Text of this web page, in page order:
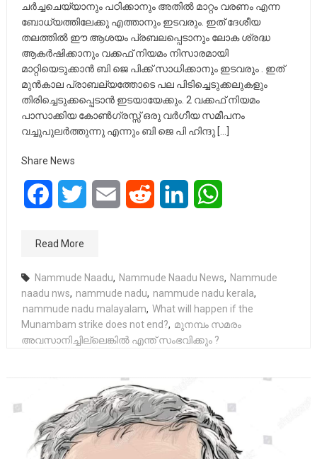
ചർച്ചചെയ്യാനും പഠിക്കാനും അതിൽ മാറ്റം വരണം എന്ന
ബോധ്യത്തിലേക്കു എത്താനും ഇടവരും. ഇത് ദേശീയ
തലത്തിൽ ഈ ആശയം പ്രബലപ്പെടാനും ലോക ശ്രദ്ധ
ആകർഷിക്കാനും വക്കഫ് നിയമം നിസാരമായി
മാറ്റിയെടുക്കാൻ ബി ജെ പിക്ക് സാധിക്കാനും ഇടവരും . ഇത്
മുൻകാല പ്രാബല്യത്തോടെ പല പിടിച്ചെടുക്കലുകളും
തിരിച്ചെടുക്കപ്പെടാൻ ഇടയായേക്കും. 2 വക്കഫ് നിയമം
പാസാക്കിയ കോൺഗ്രസ്സ് ഒരു വർഗീയ സമീപനം
വച്ചുപുലർത്തുന്നു എന്നും ബി ജെ പി ഹിന്ദു […]
Share News
FacebookTwitter Email Reddit LinkedIn
Read More
Nammude Naadu, Nammude Naadu News, Nammude
naadu nws, nammude nadu, nammude nadu kerala,
nammude nadu malayalam, What will happen if the
Munambam strike does not end?, മുനമ്പം സമരം
അവസാനിച്ചില്ലെങ്കിൽ എന്ത് സംഭവിക്കും ?